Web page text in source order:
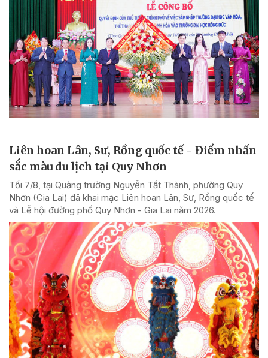
Liên hoan Lân, Sư, Rồng quốc tế - Điểm nhấn
sắc màu du lịch tại Quy Nhơn
Tối 7/8, tại Quảng trường Nguyễn Tất Thành, phường Quy
Nhơn (Gia Lai) đã khai mạc Liên hoan Lân, Sư, Rồng quốc tế
và Lễ hội đường phố Quy Nhơn - Gia Lai năm 2026.